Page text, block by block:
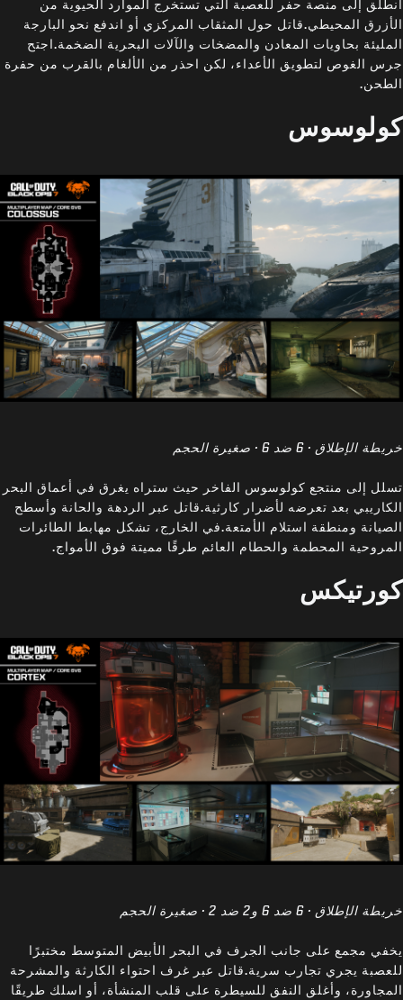
انطلق إلى منصة حفر للعصبة التي تستخرج الموارد الحيوية من
الأزرق المحيطي.قاتل حول المثقاب المركزي أو اندفع نحو البارجة
المليئة بحاويات المعادن والمضخات والآلات البحرية الضخمة.اجتح
جرس الغوص لتطويق الأعداء، لكن احذر من الألغام بالقرب من حفرة
الطحن.
كولوسوس
خريطة الإطلاق · 6 ضد 6 · صغيرة الحجم
تسلل إلى منتجع كولوسوس الفاخر حيث ستراه يغرق في أعماق البحر
الكاريبي بعد تعرضه لأضرار كارثية.قاتل عبر الردهة والحانة وأسطح
الصيانة ومنطقة استلام الأمتعة.في الخارج، تشكل مهابط الطائرات
المروحية المحطمة والحطام العائم طرقًا مميتة فوق الأمواج.
كورتيكس
خريطة الإطلاق · 6 ضد 6 و2 ضد 2 · صغيرة الحجم
يخفي مجمع على جانب الجرف في البحر الأبيض المتوسط مختبرًا
للعصبة يجري تجارب سرية.قاتل عبر غرف احتواء الكارثة والمشرحة
المجاورة، وأغلق النفق للسيطرة على قلب المنشأة، أو اسلك طريقًا